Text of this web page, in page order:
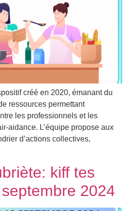
créé en 2020, émanant du
ressources permettant
les professionnels et les
aidance. L’équipe propose aux
d’actions collectives,
kiff tes
2024